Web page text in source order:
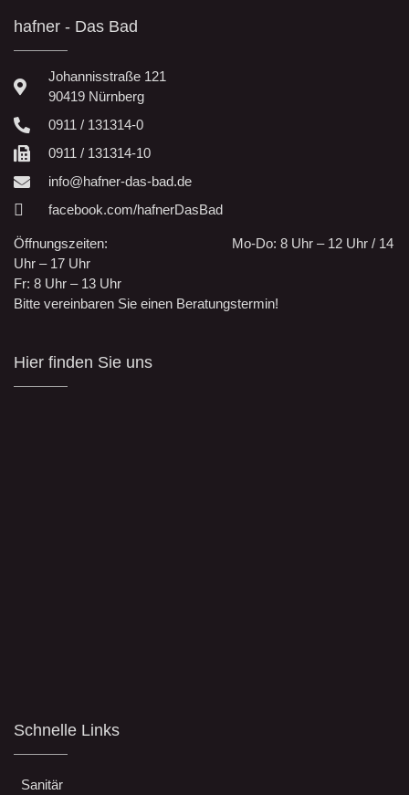
hafner - Das Bad
Johannisstraße 121
90419 Nürnberg
0911 / 131314-0
0911 / 131314-10
info@hafner-das-bad.de
facebook.com/hafnerDasBad
Öffnungszeiten: Mo-Do: 8 Uhr – 12 Uhr / 14
Uhr – 17 Uhr
Fr: 8 Uhr – 13 Uhr
Bitte vereinbaren Sie einen Beratungstermin!
Hier finden Sie uns
Schnelle Links
Sanitär